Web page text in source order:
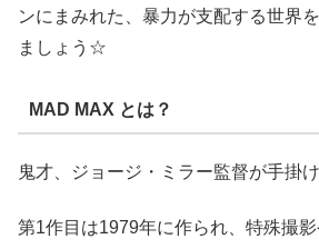
ンにまみれた、暴力が支配する世界
ましょう☆
MAD MAX とは？
鬼才、ジョージ・ミラー監督が手掛
第1作目は1979年に作られ、特殊撮